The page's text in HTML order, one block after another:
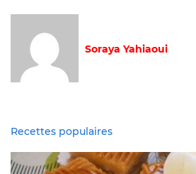
Soraya Yahiaoui
Recettes populaires